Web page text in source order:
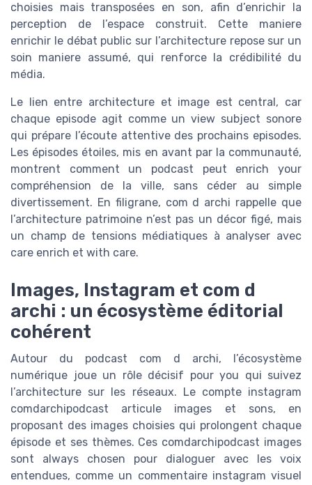
choisies mais transposées en son, afin d’enrichir la
perception de l’espace construit. Cette maniere
enrichir le débat public sur l’architecture repose sur un
soin maniere assumé, qui renforce la crédibilité du
média.
Le lien entre architecture et image est central, car
chaque episode agit comme un view subject sonore
qui prépare l’écoute attentive des prochains episodes.
Les épisodes étoiles, mis en avant par la communauté,
montrent comment un podcast peut enrich your
compréhension de la ville, sans céder au simple
divertissement. En filigrane, com d archi rappelle que
l’architecture patrimoine n’est pas un décor figé, mais
un champ de tensions médiatiques à analyser avec
care enrich et with care.
Images, Instagram et com d
archi : un écosystème éditorial
cohérent
Autour du podcast com d archi, l’écosystème
numérique joue un rôle décisif pour you qui suivez
l’architecture sur les réseaux. Le compte instagram
comdarchipodcast articule images et sons, en
proposant des images choisies qui prolongent chaque
épisode et ses thèmes. Ces comdarchipodcast images
sont always chosen pour dialoguer avec les voix
entendues, comme un commentaire instagram visuel